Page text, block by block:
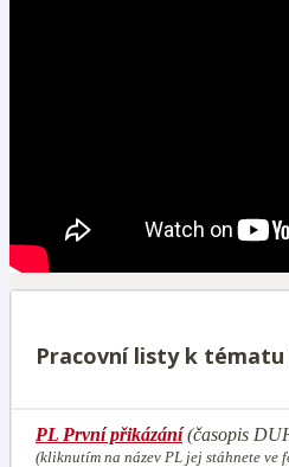
Pracovní listy k
PL První přikázání(časopis
(kliknutím na název PL jej stáhnete ve